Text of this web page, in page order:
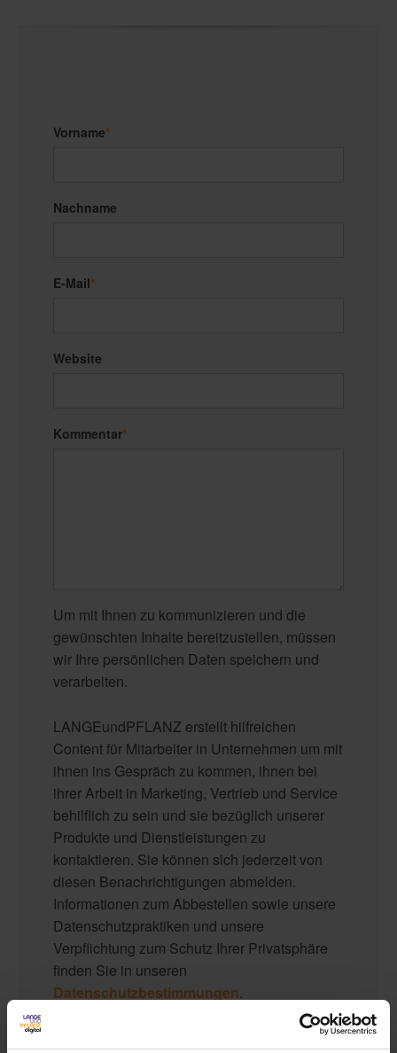
Vorname*
Nachname
E-Mail*
Website
Kommentar*
Um mit Ihnen zu kommunizieren und die
gewünschten Inhalte bereitzustellen, müssen
wir Ihre persönlichen Daten speichern und
verarbeiten.
LANGEundPFLANZ erstellt hilfreichen
Content für Mitarbeiter in Unternehmen um mit
ihnen ins Gespräch zu kommen, ihnen bei
ihrer Arbeit in Marketing, Vertrieb und Service
behilflich zu sein und sie bezüglich unserer
Produkte und Dienstleistungen zu
kontaktieren. Sie können sich jederzeit von
diesen Benachrichtigungen abmelden.
Informationen zum Abbestellen sowie unsere
Datenschutzpraktiken und unsere
Verpflichtung zum Schutz Ihrer Privatsphäre
finden Sie in unseren
Datenschutzbestimmungen.